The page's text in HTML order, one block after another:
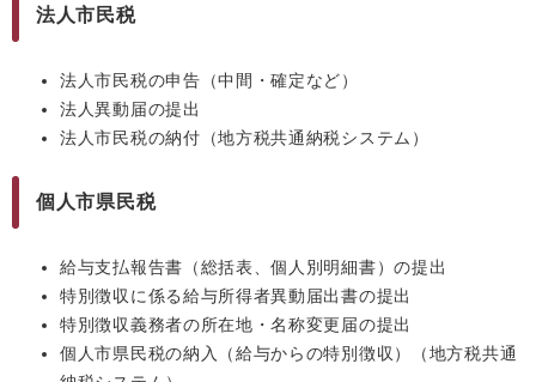
法人市民税
法人市民税の申告（中間・確定など）
法人異動届の提出
法人市民税の納付（地方税共通納税システム）
個人市県民税
給与支払報告書（総括表、個人別明細書）の提出
特別徴収に係る給与所得者異動届出書の提出
特別徴収義務者の所在地・名称変更届の提出
個人市県民税の納入（給与からの特別徴収）（地方税共通